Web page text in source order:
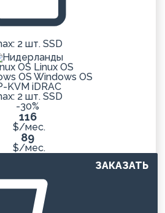
2 шт. SSD
Linux OS
Windows OS
KVM iDRAC
2 шт. SSD
-30%
116
$/мес.
89
$/мес.
ЗАКАЗАТЬ